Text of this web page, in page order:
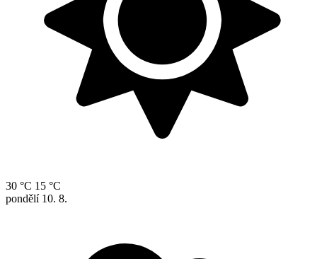
30 °C 15 °C
pondělí 10. 8.